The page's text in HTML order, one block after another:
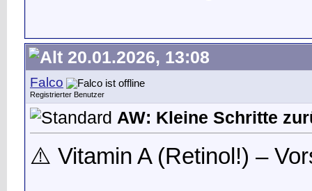
20.01.2026, 13:08
Falco
Registrierter Benutzer
AW: Kleine Schritte
⚠️ Vitamin A (Retinol!) –